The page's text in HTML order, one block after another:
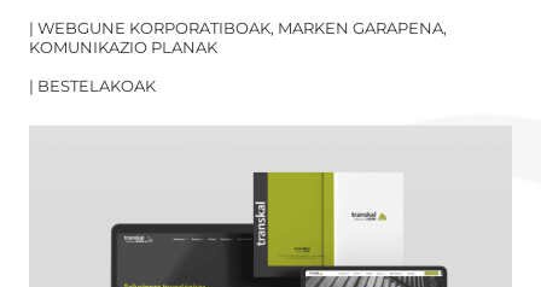
| WEBGUNE KORPORATIBOAK, MARKEN GARAPENA,
KOMUNIKAZIO PLANAK
| BESTELAKOAK